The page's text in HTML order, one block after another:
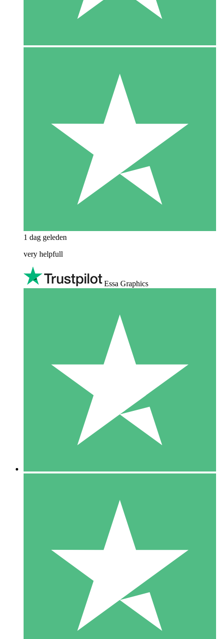
1 dag geleden
very helpfull
Essa Graphics